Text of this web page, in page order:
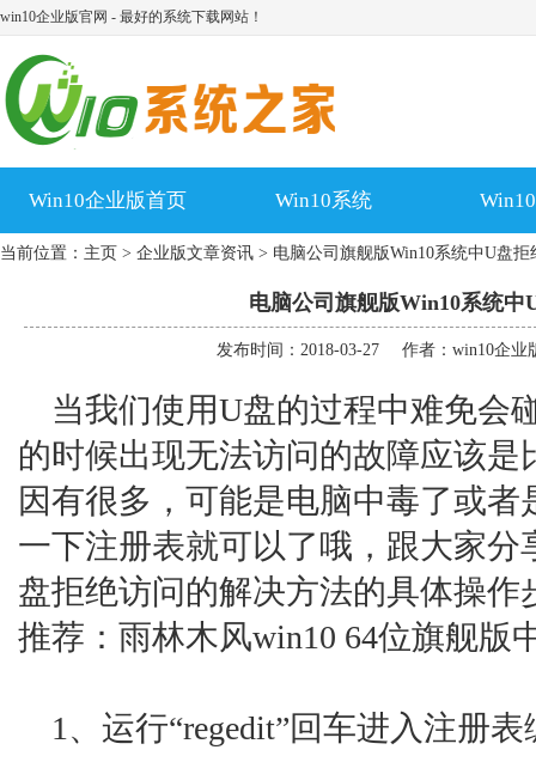
win10企业版官网 - 最好的系统下载网站！
Win10企业版首页 Win10系统
当前位置： 主页 > 企业版文章资讯 > 电脑公司旗舰版Win10系统中U盘
电脑公司旗舰版Win10系统中
发布时间：2018-03-27 作者：win10企业
当我们使用U盘的过程中难免会
的时候出现无法访问的故障应该
因有很多，可能是电脑中毒了或
一下注册表就可以了哦，跟大家分
盘拒绝访问的解决方法的具体操作
推荐：雨林木风win10 64位旗舰版
1、运行“regedit”回车进入注册表